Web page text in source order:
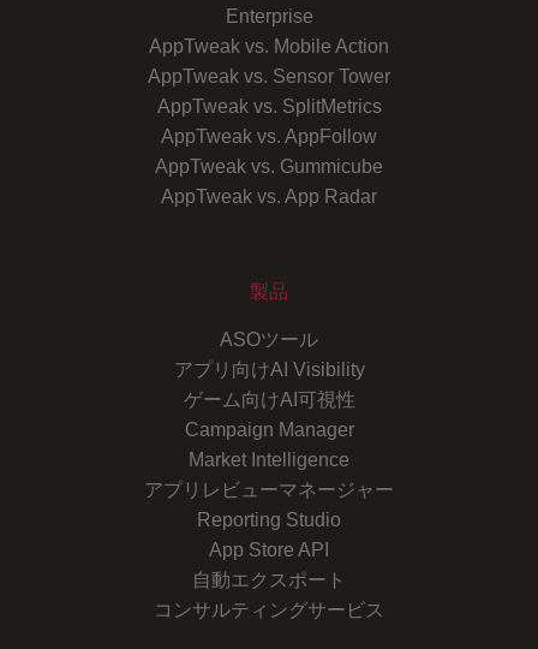
Enterprise
AppTweak vs. Mobile Action
AppTweak vs. Sensor Tower
AppTweak vs. SplitMetrics
AppTweak vs. AppFollow
AppTweak vs. Gummicube
AppTweak vs. App Radar
製品
ASOツール
アプリ向けAI Visibility
ゲーム向けAI可視性
Campaign Manager
Market Intelligence
アプリレビューマネージャー
Reporting Studio
App Store API
自動エクスポート
コンサルティングサービス